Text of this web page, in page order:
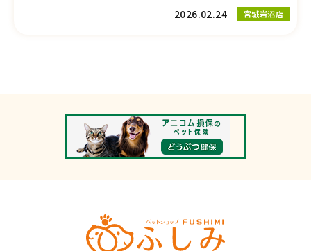
2026.02.24
宮城岩沼店